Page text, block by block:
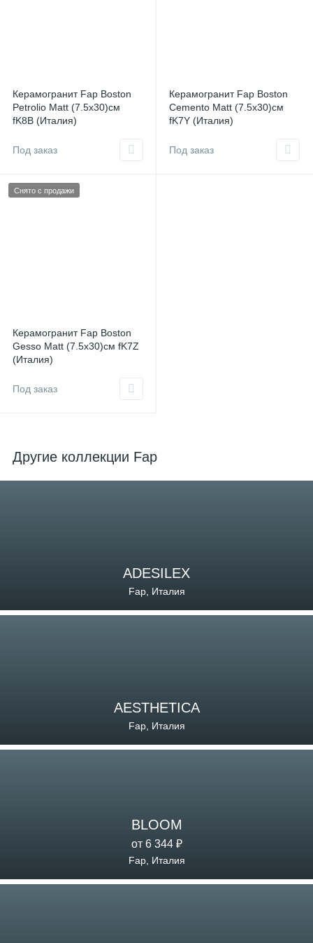
Керамогранит Fap Boston
Petrolio Matt (7.5x30)см
fK8B (Италия)
Под заказ
Керамогранит Fap Boston
Cemento Matt (7.5x30)см
fK7Y (Италия)
Под заказ
Снято с продажи
Керамогранит Fap Boston
Gesso Matt (7.5x30)см fK7Z
(Италия)
Под заказ
Другие коллекции Fap
ADESILEX
Fap, Италия
AESTHETICA
Fap, Италия
BLOOM
от 6 344 ₽
Fap, Италия